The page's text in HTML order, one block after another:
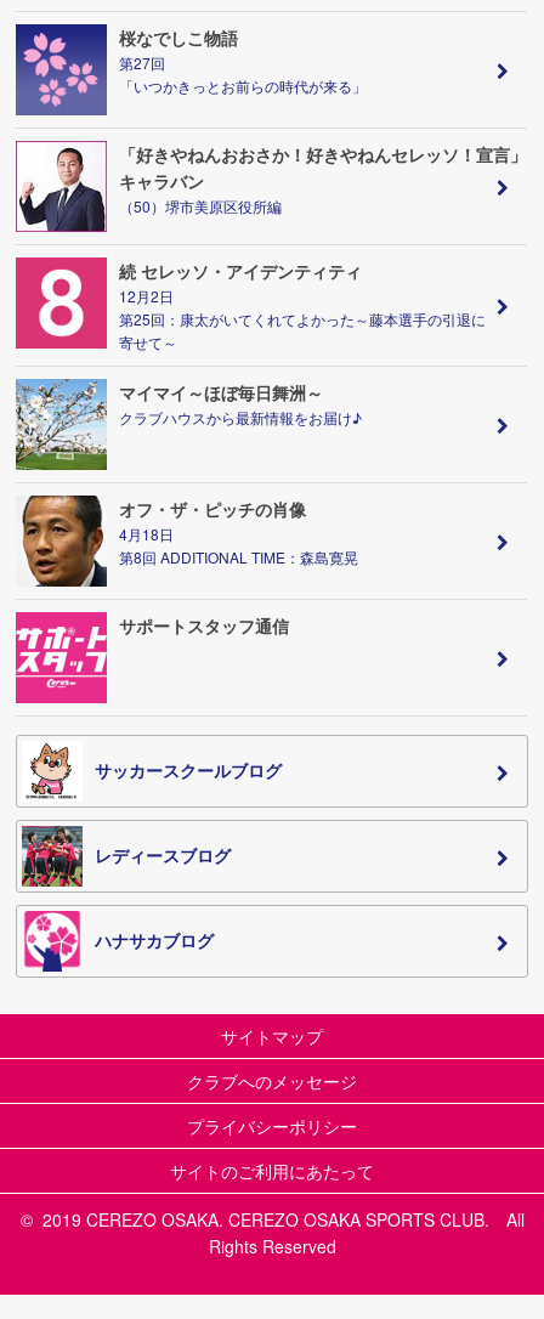
桜なでしこ物語
第27回
「いつかきっとお前らの時代が来る」
「好きやねんおおさか！好きやねんセレッソ！宣言」
キャラバン
（50）堺市美原区役所編
続 セレッソ・アイデンティティ
12月2日
第25回：康太がいてくれてよかった～藤本選手の引退に
寄せて～
マイマイ～ほぼ毎日舞洲～
クラブハウスから最新情報をお届け♪
オフ・ザ・ピッチの肖像
4月18日
第8回 ADDITIONAL TIME：森島寛晃
サポートスタッフ通信
サッカースクールブログ
レディースブログ
ハナサカブログ
サイトマップ
クラブへのメッセージ
プライバシーポリシー
サイトのご利用にあたって
© 2019 CEREZO OSAKA. CEREZO OSAKA SPORTS CLUB. All
Rights Reserved